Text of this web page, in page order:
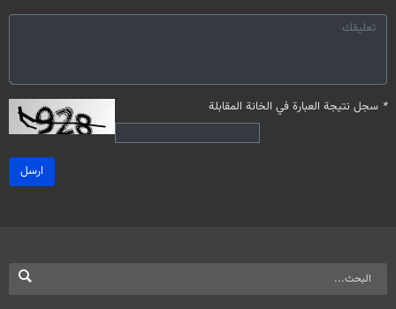
* سجل نتيجة العبارة في الخانة المقابلة
ارسل